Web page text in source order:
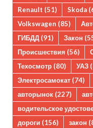
Renault (51) Skoda
Volkswagen (85)
ГИБДД (91) Закон
Происшествия (56)
Техосмотр (80) УАЗ
Электросамокат (74)
авторынок (227)
водительское
дороги (156) закон